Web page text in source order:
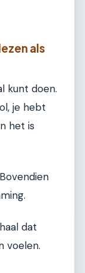
als
kunt doen.
je hebt
het is
dat
voelen.